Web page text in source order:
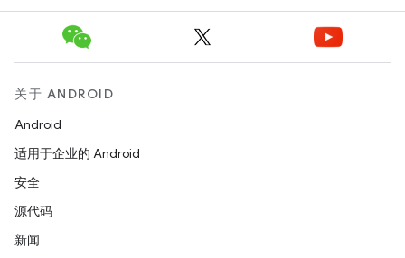
关于 ANDROID
Android
适用于企业的 Android
安全
源代码
新闻